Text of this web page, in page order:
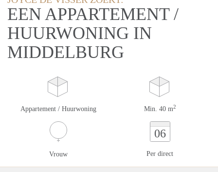
EEN APPARTEMENT /
HUURWONING IN
MIDDELBURG
Appartement / Huurwoning Min. 40 m2
Vrouw
06
Per direct